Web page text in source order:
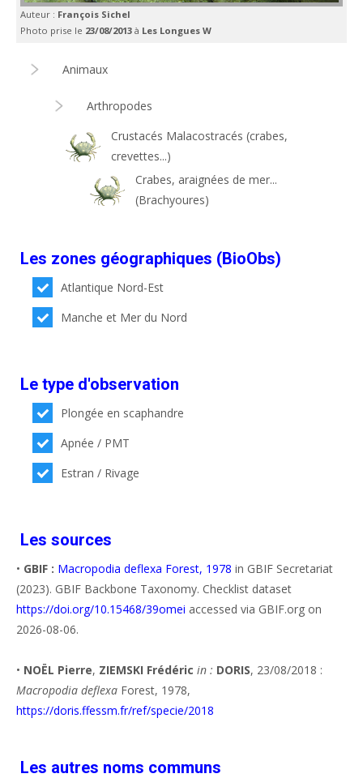
Auteur : François Sichel
Photo prise le 23/08/2013 à Les Longues W
Animaux
Arthropodes
Crustacés Malacostracés (crabes,
crevettes...)
Crabes, araignées de mer...
(Brachyoures)
Les zones géographiques (BioObs)
Atlantique Nord-Est
Manche et Mer du Nord
Le type d'observation
Plongée en scaphandre
Apnée / PMT
Estran / Rivage
Les sources
• GBIF : Macropodia deflexa Forest, 1978 in GBIF Secretariat
(2023). GBIF Backbone Taxonomy. Checklist dataset
https://doi.org/10.15468/39omei accessed via GBIF.org on
2026-08-06.
• NOËL Pierre, ZIEMSKI Frédéric in : DORIS, 23/08/2018 :
Macropodia deflexa Forest, 1978,
https://doris.ffessm.fr/ref/specie/2018
Les autres noms communs